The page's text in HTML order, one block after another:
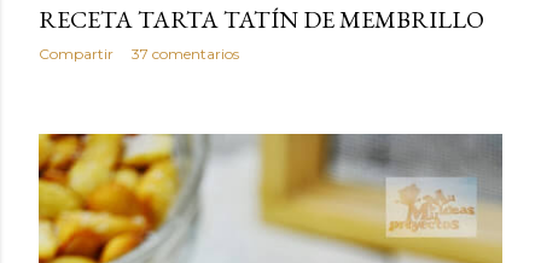
RECETA TARTA TATÍN DE MEMBRILLO
Compartir 37 comentarios